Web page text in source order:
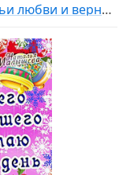
Открытка с котиками на день семьи любви и верности